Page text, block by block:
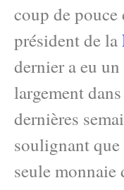
coup de
président de la
dernier a eu
largement
dernières
soulignant
seule monnaie